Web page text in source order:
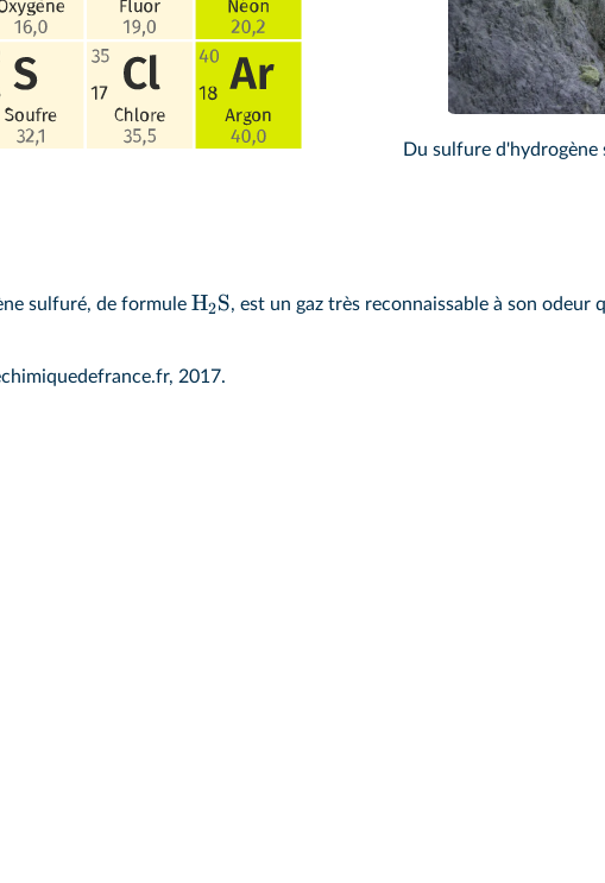
Du sulfure d'hydrogène
sulfuré, de formule H2S, est un gaz très reconnaissable à son
2017.